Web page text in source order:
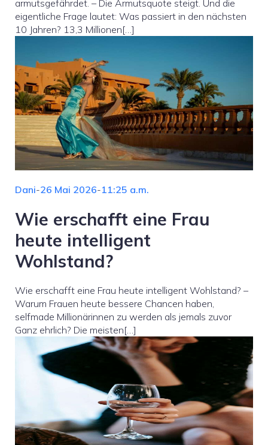
armutsgefährdet. – Die Armutsquote steigt. Und die
eigentliche Frage lautet: Was passiert in den nächsten
10 Jahren? 13,3 Millionen[…]
Dani-26 Mai 2026-11:25 a.m.
Wie erschafft eine Frau
heute intelligent
Wohlstand?
Wie erschafft eine Frau heute intelligent Wohlstand? –
Warum Frauen heute bessere Chancen haben,
selfmade Millionärinnen zu werden als jemals zuvor
Ganz ehrlich? Die meisten[…]